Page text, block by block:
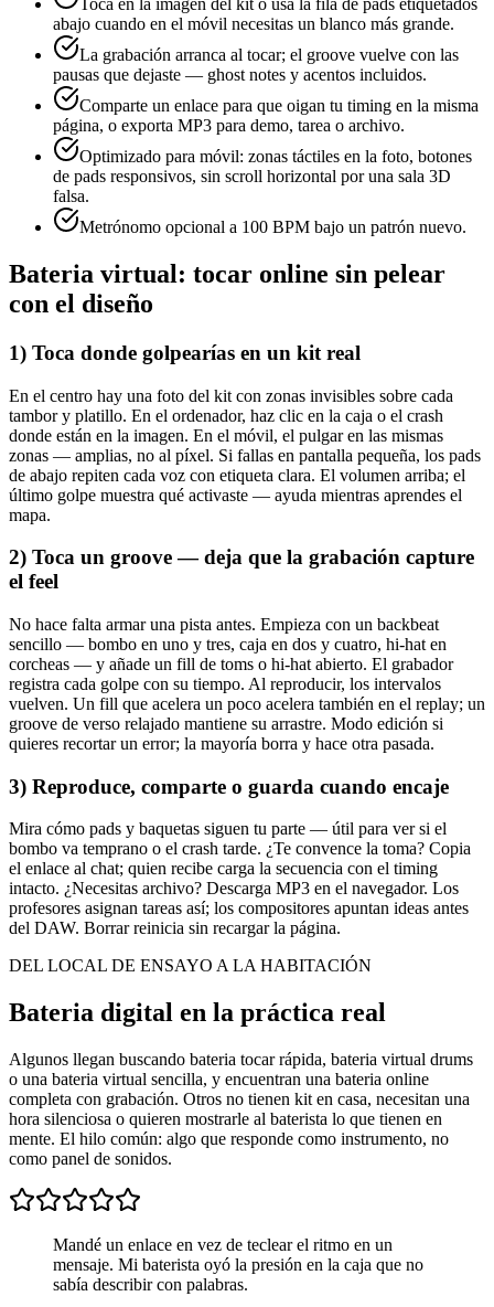
Toca en la imagen del kit o usa la fila de pads etiquetados
abajo cuando en el móvil necesitas un blanco más grande.
La grabación arranca al tocar; el groove vuelve con las
pausas que dejaste — ghost notes y acentos incluidos.
Comparte un enlace para que oigan tu timing en la misma
página, o exporta MP3 para demo, tarea o archivo.
Optimizado para móvil: zonas táctiles en la foto, botones
de pads responsivos, sin scroll horizontal por una sala 3D
falsa.
Metrónomo opcional a 100 BPM bajo un patrón nuevo.
Bateria virtual: tocar online sin pelear
con el diseño
1) Toca donde golpearías en un kit real
En el centro hay una foto del kit con zonas invisibles sobre cada
tambor y platillo. En el ordenador, haz clic en la caja o el crash
donde están en la imagen. En el móvil, el pulgar en las mismas
zonas — amplias, no al píxel. Si fallas en pantalla pequeña, los pads
de abajo repiten cada voz con etiqueta clara. El volumen arriba; el
último golpe muestra qué activaste — ayuda mientras aprendes el
mapa.
2) Toca un groove — deja que la grabación capture
el feel
No hace falta armar una pista antes. Empieza con un backbeat
sencillo — bombo en uno y tres, caja en dos y cuatro, hi-hat en
corcheas — y añade un fill de toms o hi-hat abierto. El grabador
registra cada golpe con su tiempo. Al reproducir, los intervalos
vuelven. Un fill que acelera un poco acelera también en el replay; un
groove de verso relajado mantiene su arrastre. Modo edición si
quieres recortar un error; la mayoría borra y hace otra pasada.
3) Reproduce, comparte o guarda cuando encaje
Mira cómo pads y baquetas siguen tu parte — útil para ver si el
bombo va temprano o el crash tarde. ¿Te convence la toma? Copia
el enlace al chat; quien recibe carga la secuencia con el timing
intacto. ¿Necesitas archivo? Descarga MP3 en el navegador. Los
profesores asignan tareas así; los compositores apuntan ideas antes
del DAW. Borrar reinicia sin recargar la página.
DEL LOCAL DE ENSAYO A LA HABITACIÓN
Bateria digital en la práctica real
Algunos llegan buscando bateria tocar rápida, bateria virtual drums
o una bateria virtual sencilla, y encuentran una bateria online
completa con grabación. Otros no tienen kit en casa, necesitan una
hora silenciosa o quieren mostrarle al baterista lo que tienen en
mente. El hilo común: algo que responde como instrumento, no
como panel de sonidos.
Mandé un enlace en vez de teclear el ritmo en un
mensaje. Mi baterista oyó la presión en la caja que no
sabía describir con palabras.